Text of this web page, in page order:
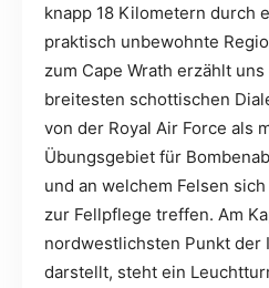
knapp 18 Kilometern durch
praktisch unbewohnte
zum Cape Wrath erzählt
breitesten schottischen
von der Royal Air Force als
Übungsgebiet für
und an welchem Felsen
zur Fellpflege treffen. Am
nordwestlichsten Punkt der
darstellt, steht ein